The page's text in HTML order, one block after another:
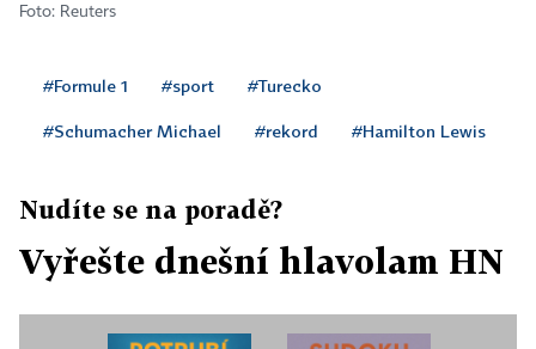
Foto: Reuters
#Formule 1 #sport #Turecko
#Schumacher Michael #rekord #Hamilton Lewis
Nudíte se na poradě?
Vyřešte dnešní hlavolam HN